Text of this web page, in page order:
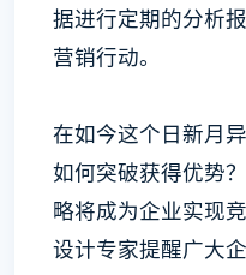
据进行定期的分析
营销行动。
在如今这个日新月
如何突破获得优势
略将成为企业实现
设计专家提醒广大